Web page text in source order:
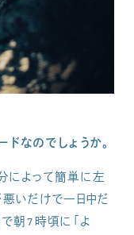
なのでしょうか。
によって簡単に左
いだけで一日中だ
朝7時頃に「よ